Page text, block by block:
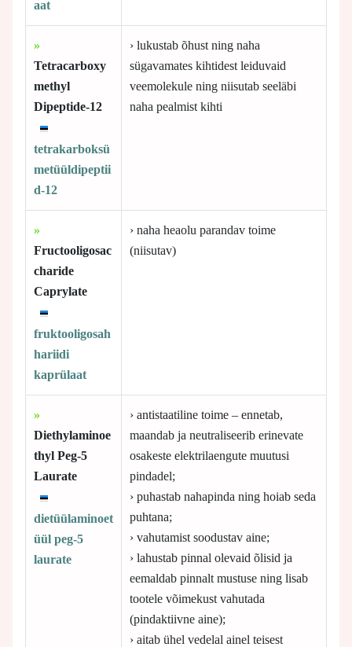
aat
»
Tetracarboxy
methyl
Dipeptide-12
tetrakarboksü
metüüldipeptii
d-12
› lukustab õhust ning naha
sügavamates kihtidest leiduvaid
veemolekule ning niisutab seeläbi
naha pealmist kihti
»
Fructooligosac
charide
Caprylate
fruktooligosah
hariidi
kaprülaat
› naha heaolu parandav toime
(niisutav)
»
Diethylaminoe
thyl Peg-5
Laurate
dietüülaminoet
üül peg-5
laurate
› antistaatiline toime – ennetab,
maandab ja neutraliseerib erinevate
osakeste elektrilaengute muutusi
pindadel;
› puhastab nahapinda ning hoiab seda
puhtana;
› vahutamist soodustav aine;
› lahustab pinnal olevaid õlisid ja
eemaldab pinnalt mustuse ning lisab
tootele võimekust vahutada
(pindaktiivne aine);
› aitab ühel vedelal ainel teisest